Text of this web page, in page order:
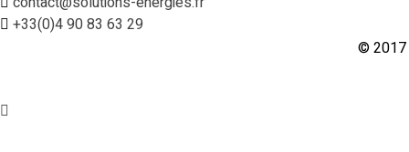
+33(0)4 90 83 63 29
© 2017